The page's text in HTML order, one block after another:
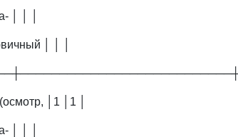
│ │ │
│ │ │
│1 │1 │
│ │ │